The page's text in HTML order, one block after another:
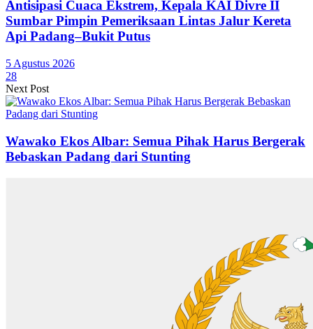
Antisipasi Cuaca Ekstrem, Kepala KAI Divre II
Sumbar Pimpin Pemeriksaan Lintas Jalur Kereta
Api Padang–Bukit Putus
5 Agustus 2026
28
Next Post
Wawako Ekos Albar: Semua Pihak Harus Bergerak
Bebaskan Padang dari Stunting